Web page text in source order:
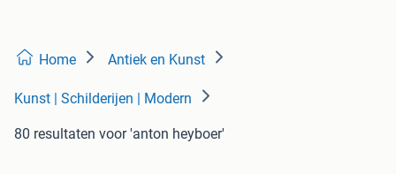
Home Antiek en Kunst
Kunst | Schilderijen | Modern
80 resultaten voor 'anton heyboer'